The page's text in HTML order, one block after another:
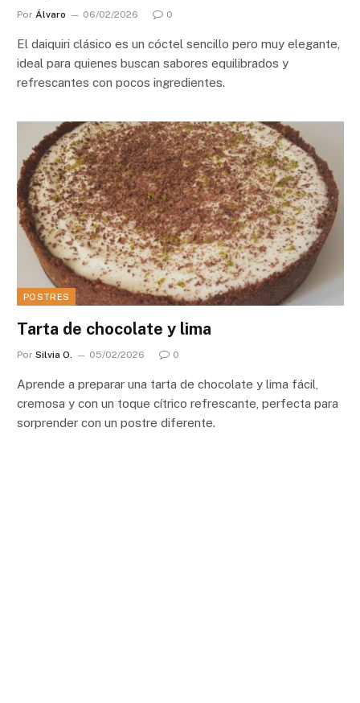
Por Álvaro 06/02/2026 0
El daiquiri clásico es un cóctel sencillo pero muy elegante,
ideal para quienes buscan sabores equilibrados y
refrescantes con pocos ingredientes.
POSTRES
Tarta de chocolate y lima
Por Silvia O. 05/02/2026 0
Aprende a preparar una tarta de chocolate y lima fácil,
cremosa y con un toque cítrico refrescante, perfecta para
sorprender con un postre diferente.